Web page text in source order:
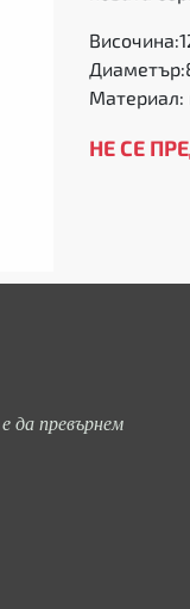
Материал:
НЕ СЕ
да превърнем